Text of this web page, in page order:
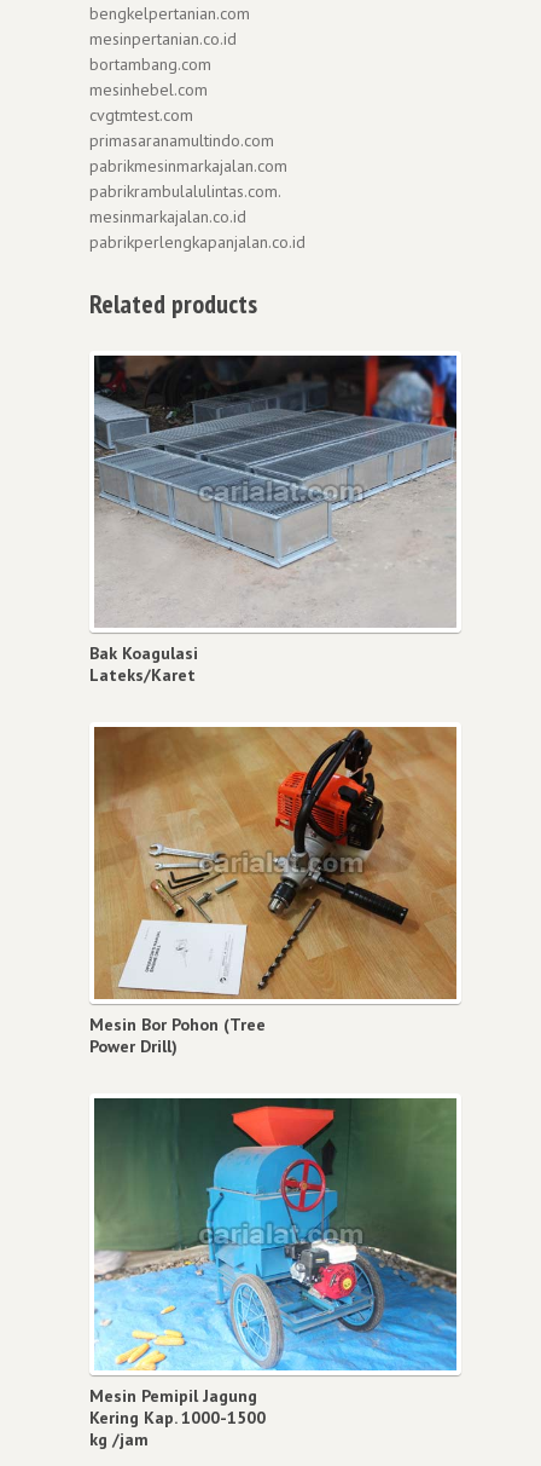
bengkelpertanian.com
mesinpertanian.co.id
bortambang.com
mesinhebel.com
cvgtmtest.com
primasaranamultindo.com
pabrikmesinmarkajalan.com
pabrikrambulalulintas.com.
mesinmarkajalan.co.id
pabrikperlengkapanjalan.co.id
Related products
Bak Koagulasi
Lateks/Karet
Mesin Bor Pohon (Tree
Power Drill)
Mesin Pemipil Jagung
Kering Kap. 1000-1500
kg /jam